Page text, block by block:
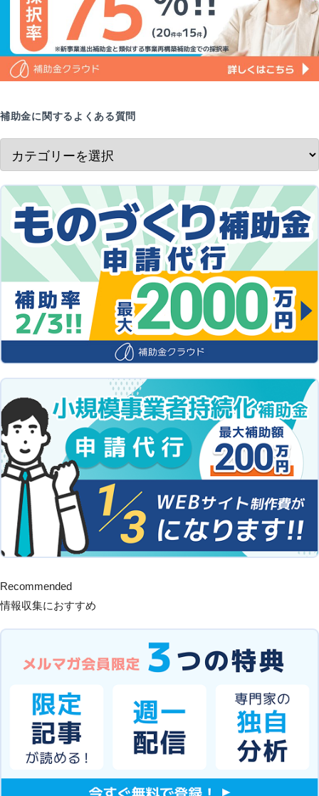
補助金に関するよくある質問
Recommended
情報収集におすすめ